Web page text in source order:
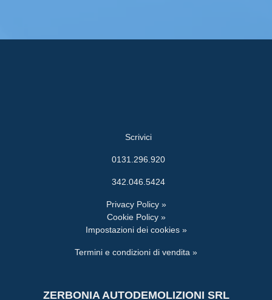
Scrivici
0131.296.920
342.046.5424
Privacy Policy »
Cookie Policy »
Impostazioni dei cookies »
Termini e condizioni di vendita »
ZERBONIA AUTODEMOLIZIONI SRL